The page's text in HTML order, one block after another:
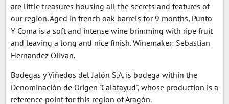
are little treasures housing all the secrets and features of
our region. Aged in french oak barrels for 9 months, Punto
Y Coma is a soft and intense wine brimming with ripe fruit
and leaving a long and nice finish. Winemaker: Sebastian
Hernandez Olivan.
Bodegas y Viñedos del Jalón S.A. is bodega within the
Denominación de Origen "Calatayud", whose production is a
reference point for this region of Aragón.